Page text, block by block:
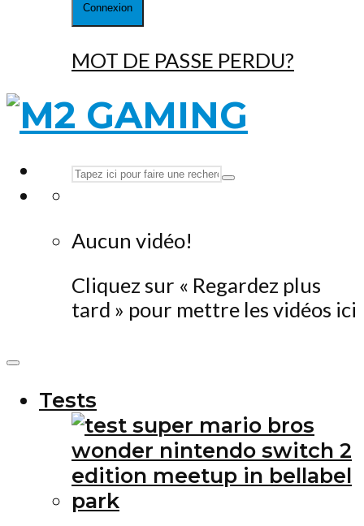
MOT DE PASSE PERDU?
Aucun vidéo!
Cliquez sur « Regardez plus
tard » pour mettre les vidéos ici
Tests